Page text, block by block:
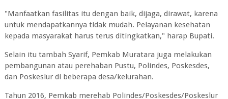
"Manfaatkan fasilitas itu dengan baik, dijaga, dirawat, karena
untuk mendapatkannya tidak mudah. Pelayanan kesehatan
kepada masyarakat harus terus ditingkatkan," harap Bupati.
Selain itu tambah Syarif, Pemkab Muratara juga melakukan
pembangunan atau perehaban Pustu, Polindes, Poskesdes,
dan Poskeslur di beberapa desa/kelurahan.
Tahun 2016, Pemkab merehab Polindes/Poskesdes/Poskeslur